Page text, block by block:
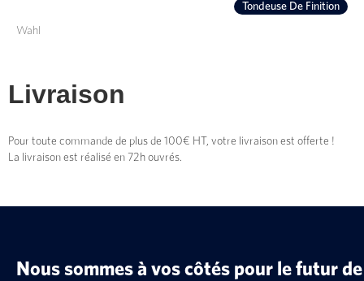
Tondeuse De Finition
Wahl
Livraison
Pour toute commande de plus de 100€ HT, votre livraison est offerte !
La livraison est réalisé en 72h ouvrés.
Nous sommes à vos côtés pour le futur de